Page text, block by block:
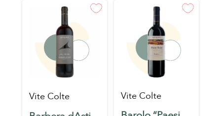
Vite Colte Vite Colte